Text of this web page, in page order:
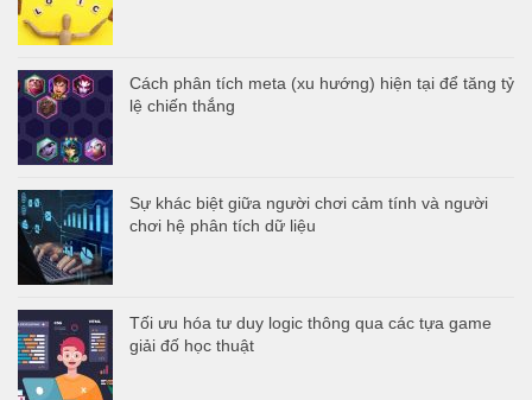
Cách phân tích meta (xu hướng) hiện tại để tăng tỷ
lệ chiến thắng
Sự khác biệt giữa người chơi cảm tính và người
chơi hệ phân tích dữ liệu
Tối ưu hóa tư duy logic thông qua các tựa game
giải đố học thuật